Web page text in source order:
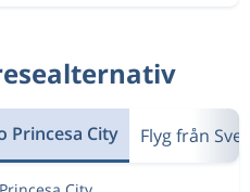
Princesa City Flyg från